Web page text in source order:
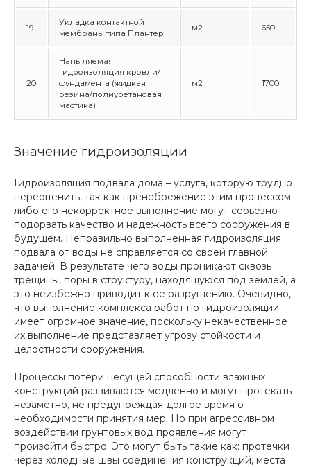
19
Укладка контактной
мембраны типа Плантер
м2 650
20
Напыляемая
гидроизоляция кровли/
фундамента (жидкая
резина/полиуретановая
мастика)
м2 1700
Значение гидроизоляции
Гидроизоляция подвала дома – услуга, которую трудно
переоценить, так как пренебрежение этим процессом
либо его некорректное выполнение могут серьезно
подорвать качество и надежность всего сооружения в
будущем. Неправильно выполненная гидроизоляция
подвала от воды не справляется со своей главной
задачей. В результате чего воды проникают сквозь
трещины, поры в структуру, находящуюся под землей, а
это неизбежно приводит к её разрушению. Очевидно,
что выполнение комплекса работ по гидроизоляции
имеет огромное значение, поскольку некачественное
их выполнение представляет угрозу стойкости и
целостности сооружения.
Процессы потери несущей способности влажных
конструкций развиваются медленно и могут протекать
незаметно, не предупреждая долгое время о
необходимости принятия мер. Но при агрессивном
воздействии грунтовых вод проявления могут
произойти быстро. Это могут быть такие как: протечки
через холодные швы соединения конструкций, места